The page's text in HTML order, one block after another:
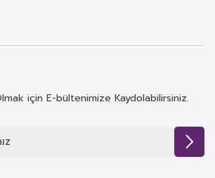
için E-bültenimize Kaydolabilirsiniz.